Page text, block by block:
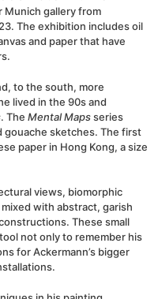
Munich gallery from
The exhibition includes oil
and paper that have
to the south, more
lived in the 90s and
. The Mental Mapsseries
gouache sketches. The first
paper in Hong Kong, a size
views, biomorphic
with abstract, garish
These small
not only to remember his
for Ackermann’s bigger